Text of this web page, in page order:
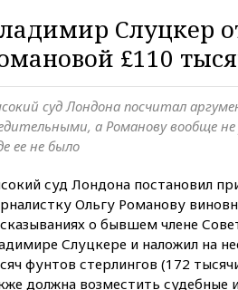
Слуцкер
£110
суд Лондона посчитал
а Романову вообще
ее не было
суд Лондона постановил
Ольгу Романову
о бывшем члене
Слуцкере и наложил на
фунтов стерлингов (172
должна возместить судебные